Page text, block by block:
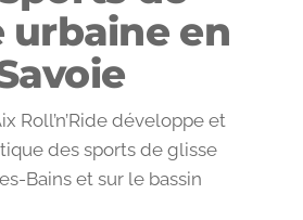
urbaine en
Roll’n’Ride développe et
des sports de glisse
Bains et sur le bassin